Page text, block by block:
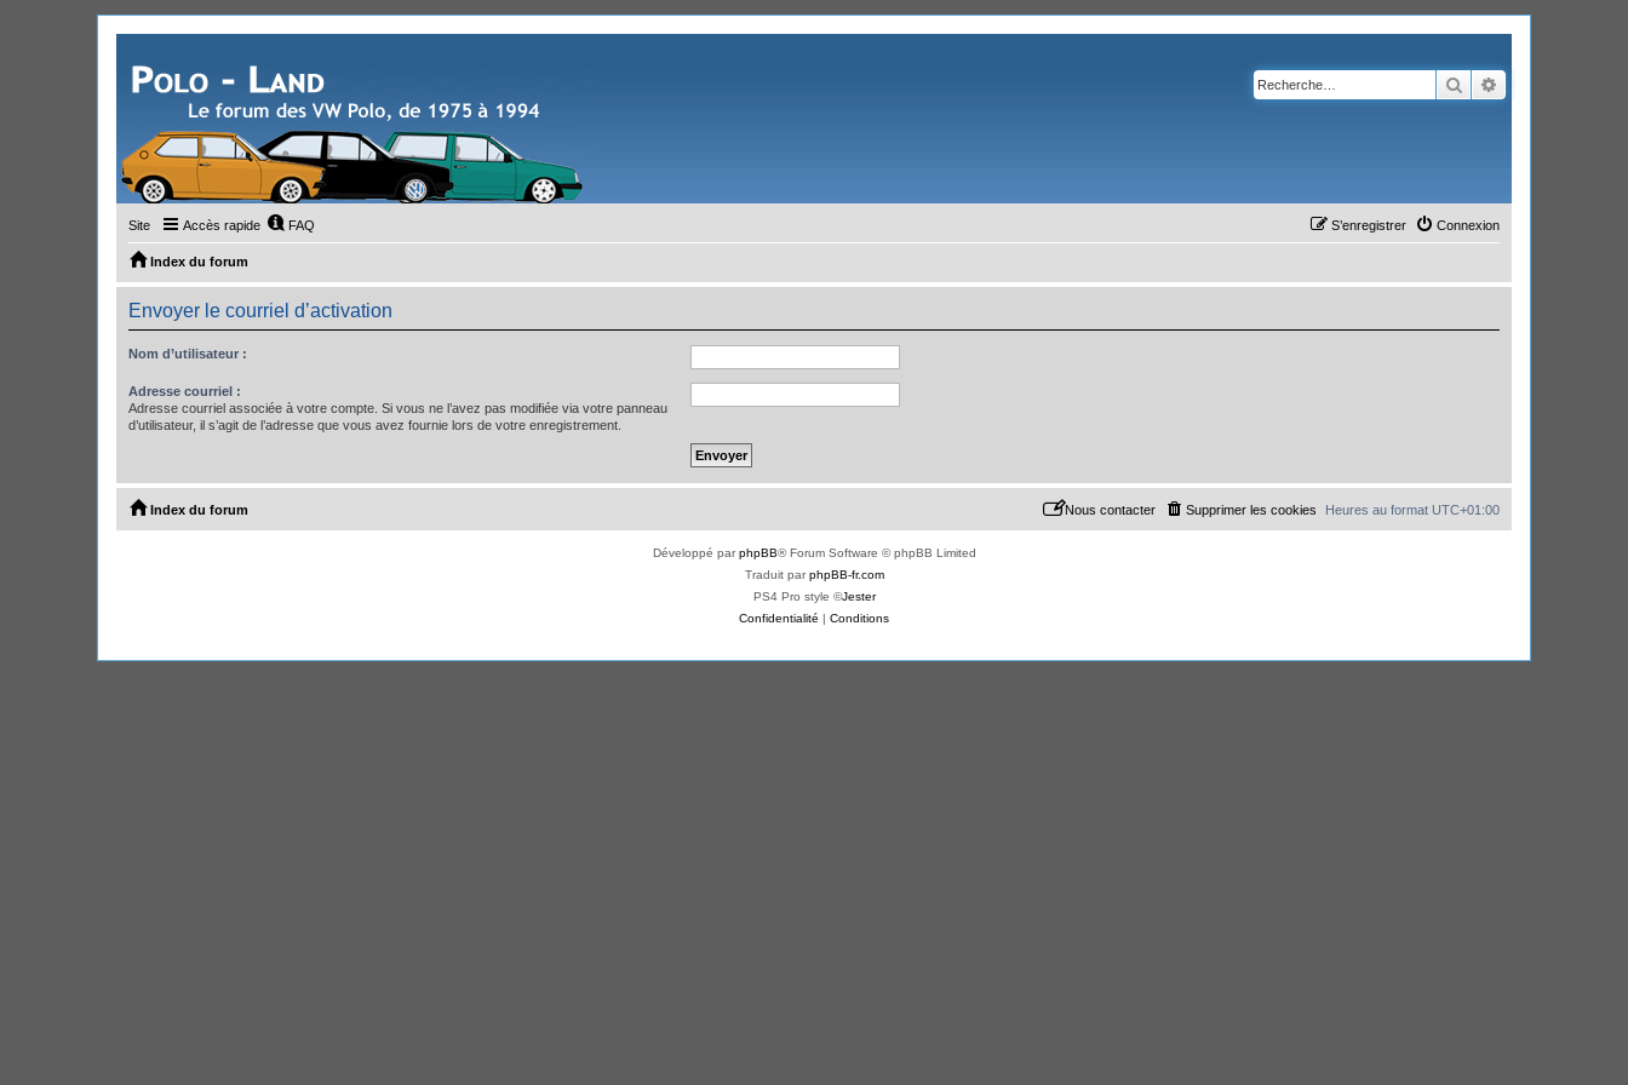
Rechercher
Site Accès rapide FAQ Connexion
S’enregistrer
Index du forum
Envoyer le courriel d’activation
Nom d’utilisateur :
Adresse courriel :
Adresse courriel associée à votre compte. Si vous ne l’avez pas modifiée via votre panneau
d’utilisateur, il s’agit de l’adresse que vous avez fournie lors de votre enregistrement.
Index du forum Heures au format UTC+01:00
Supprimer les cookies
Nous contacter
Développé parphpBB® Forum Software © phpBB Limited
Traduit parphpBB-fr.com
PS4 Pro style ©Jester
Confidentialité | Conditions